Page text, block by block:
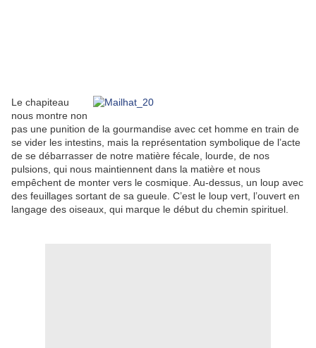
Le chapiteau
nous montre non
pas une punition de la gourmandise avec cet homme en train de
se vider les intestins, mais la représentation symbolique de l’acte
de se débarrasser de notre matière fécale, lourde, de nos
pulsions, qui nous maintiennent dans la matière et nous
empêchent de monter vers le cosmique. Au-dessus, un loup avec
des feuillages sortant de sa gueule. C’est le loup vert, l’ouvert en
langage des oiseaux, qui marque le début du chemin spirituel.